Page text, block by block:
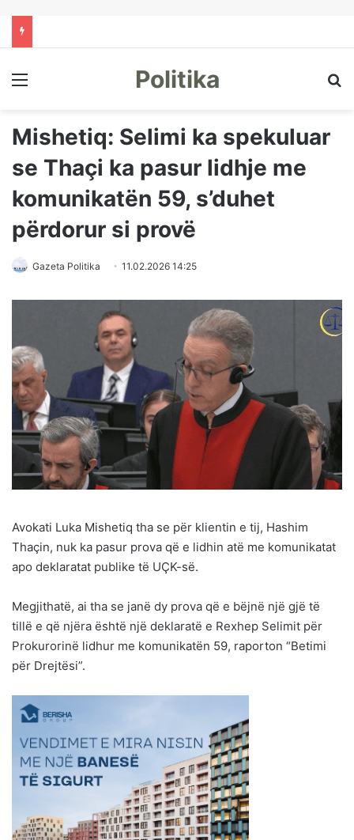
Menu Politika
Mishetiq: Selimi ka spekuluar
se Thaçi ka pasur lidhje me
komunikatën 59, s’duhet
përdorur si provë
Gazeta Politika 11.02.2026 14:25
Avokati Luka Mishetiq tha se për klientin e tij, Hashim
Thaçin, nuk ka pasur prova që e lidhin atë me komunikatat
apo deklaratat publike të UÇK-së.
Megjithatë, ai tha se janë dy prova që e bëjnë një gjë të
tillë e që njëra është një deklaratë e Rexhep Selimit për
Prokurorinë lidhur me komunikatën 59, raporton “Betimi
për Drejtësi”.